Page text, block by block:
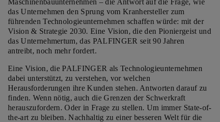
das Unternehmen den Sprung vom Kranhersteller zum
führenden Technologieunternehmen schaffen würde: mit der
Vision & Strategie 2030. Eine Vision, die den Pioniergeist und
das Unternehmertum, das PALFINGER seit 90 Jahren
antreibt, noch mehr fordert.
Eine Vision, die PALFINGER als Technologieunternehmen
dabei unterstützt, zu verstehen, vor welchen
Herausforderungen ihre Kunden stehen. Antworten darauf zu
finden. Wenn nötig, auch die Grenzen der Schwerkraft
herauszufordern. Oder in Frage zu stellen. Um immer State-of-
the-art zu bleiben. Nachhaltig zu einer besseren Welt für die